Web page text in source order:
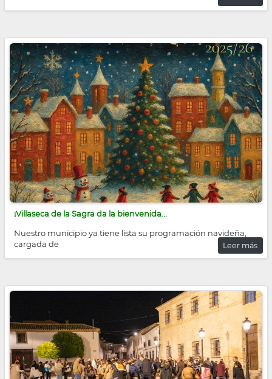
¡Villaseca de la Sagra da la bienvenida...
Nuestro municipio ya tiene lista su programación navideña,
cargada de
Leer más